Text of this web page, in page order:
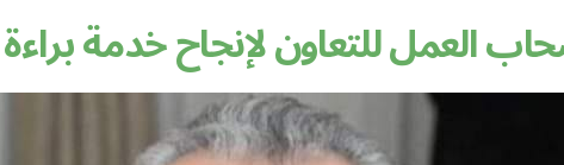
العمل للتعاون لإنجاح خدمة براءة